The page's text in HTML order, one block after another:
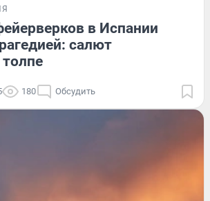
в Испании
салют
180 Обсудить